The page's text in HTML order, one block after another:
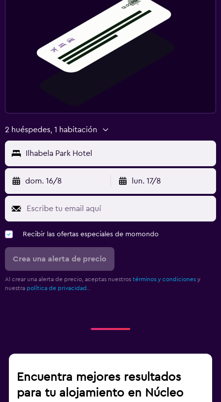
2 huéspedes, 1 habitación
Ilhabela Park Hotel
dom. 16/8 lun. 17/8
Recibir las ofertas especiales de momondo
Crea una alerta de precio
Al crear una alerta de precio, aceptas nuestros términos y condiciones y
nuestra política de privacidad.
Encuentra mejores resultados
para tu alojamiento en Núcleo